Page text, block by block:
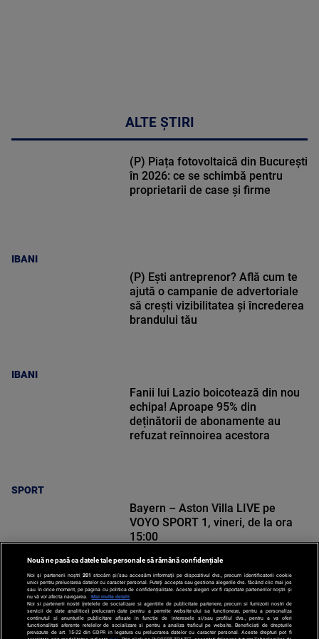
ALTE ȘTIRI
IBANI
(P) Piața fotovoltaică din București
în 2026: ce se schimbă pentru
proprietarii de case și firme
IBANI
(P) Ești antreprenor? Află cum te
ajută o campanie de advertoriale
să crești vizibilitatea și încrederea
brandului tău
SPORT
Fanii lui Lazio boicotează din nou
echipa! Aproape 95% din
deținătorii de abonamente au
refuzat reînnoirea acestora
SPORT
Bayern – Aston Villa LIVE pe
VOYO SPORT 1, vineri, de la ora
15:00
Nouă ne pasă ca datele tale personale să rămână confidențiale
Noi și partenerii noștri 201 stocăm și/sau accesăm informații pe dispozitivul dvs., precum identificatorii cookie
unici pentru prelucrarea datelor cu caracter personal. Puteți accepta sau gestiona alegerile dvs. făcând clic mai jos
sau în orice moment, pe pagina cu politica de confidențialitate. Aceste alegeri vor fi raportate partenerilor noștri și
nu vă vor afecta navigarea.
Mai multe detalii
Noi si partenerii nostri (retelele de socializare si agentiile de publicitate partenere, precum si furnizorii nostri de
servicii de date analitice) prelucram date pentru a permite website-ului sa functioneze, pentru a personaliza
continutul si anunturile publicitare afisate in functie de interesele si/sau profilul dvs., pentru a va oferi
functionalitati aferente retelelor de socializare si pentru a analiza traficul pe website. Beneficiati de drepturile
prevazute de art. 15-22 din GDPR in legatura cu prelucrarea datelor cu caracter personal. Aceste drepturi pot fi